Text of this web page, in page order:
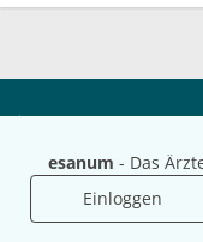
esanum - Das
Einloggen
Das sind wir
Für Agenturen